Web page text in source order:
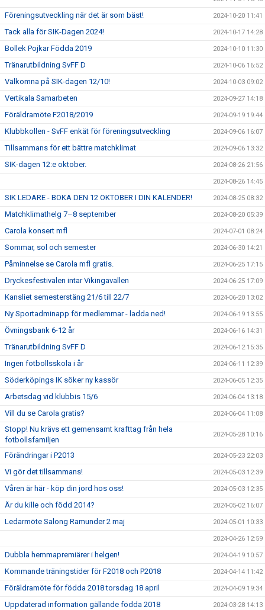
Föreningsutveckling när det är som bäst! 2024-10-20 11:41
Tack alla för SIK-Dagen 2024! 2024-10-17 14:28
Bollek Pojkar Födda 2019 2024-10-10 11:30
Tränarutbildning SvFF D 2024-10-06 16:52
Välkomna på SIK-dagen 12/10! 2024-10-03 09:02
Vertikala Samarbeten 2024-09-27 14:18
Föräldramöte F2018/2019 2024-09-19 19:44
Klubbkollen - SvFF enkät för föreningsutveckling 2024-09-06 16:07
Tillsammans för ett bättre matchklimat 2024-09-06 13:32
SIK-dagen 12:e oktober. 2024-08-26 21:56
2024-08-26 14:45
SIK LEDARE - BOKA DEN 12 OKTOBER I DIN KALENDER! 2024-08-25 08:32
Matchklimathelg 7–8 september 2024-08-20 05:39
Carola konsert mfl 2024-07-01 08:24
Sommar, sol och semester 2024-06-30 14:21
Påminnelse se Carola mfl gratis. 2024-06-25 17:15
Dryckesfestivalen intar Vikingavallen 2024-06-25 17:09
Kansliet semesterstäng 21/6 till 22/7 2024-06-20 13:02
Ny Sportadminapp för medlemmar - ladda ned! 2024-06-19 13:55
Övningsbank 6-12 år 2024-06-16 14:31
Tränarutbildning SvFF D 2024-06-12 15:35
Ingen fotbollsskola i år 2024-06-11 12:39
Söderköpings IK söker ny kassör 2024-06-05 12:35
Arbetsdag vid klubbis 15/6 2024-06-04 13:18
Vill du se Carola gratis? 2024-06-04 11:08
Stopp! Nu krävs ett gemensamt krafttag från hela
fotbollsfamiljen
2024-05-28 10:16
Förändringar i P2013 2024-05-23 22:03
Vi gör det tillsammans! 2024-05-03 12:39
Våren är här - köp din jord hos oss! 2024-05-03 12:35
Är du kille och född 2014? 2024-05-02 16:07
Ledarmöte Salong Ramunder 2 maj 2024-05-01 10:33
2024-04-26 12:59
Dubbla hemmapremiärer i helgen! 2024-04-19 10:57
Kommande träningstider för F2018 och P2018 2024-04-14 11:42
Föräldramöte för födda 2018 torsdag 18 april 2024-04-09 19:34
Uppdaterad information gällande födda 2018 2024-03-28 14:13